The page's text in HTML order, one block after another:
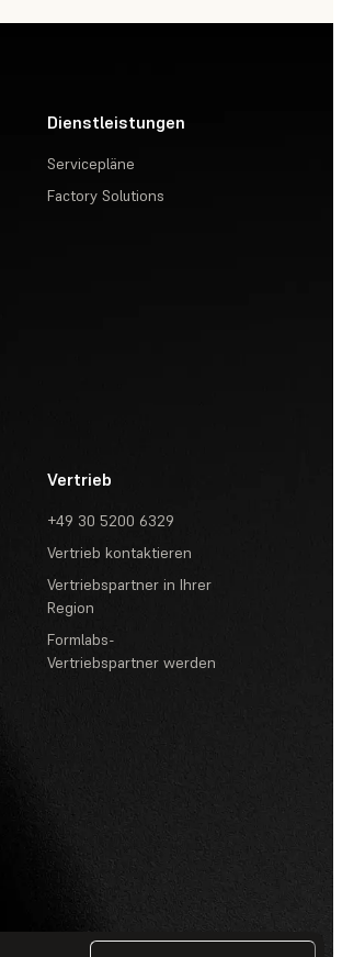
Dienstleistungen
Servicepläne
Factory Solutions
Vertrieb
+49 30 5200 6329
Vertrieb kontaktieren
Vertriebspartner in Ihrer
Region
Formlabs-
Vertriebspartner werden